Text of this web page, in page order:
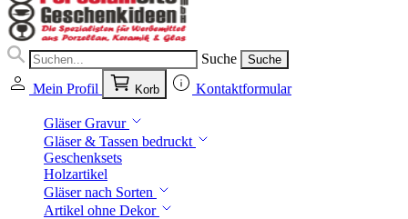
Suche Suche
Mein Profil Korb Kontaktformular
Gläser Gravur
Gläser & Tassen bedruckt
Geschenksets
Holzartikel
Gläser nach Sorten
Artikel ohne Dekor